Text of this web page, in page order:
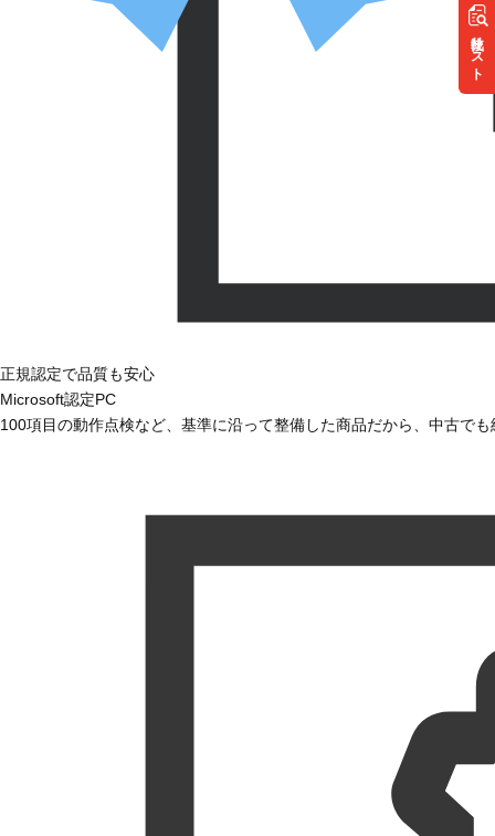
リスト
正規認定で品質も安心
Microsoft認定PC
100項目の動作点検など、基準に沿って整備した商品だから、中古で